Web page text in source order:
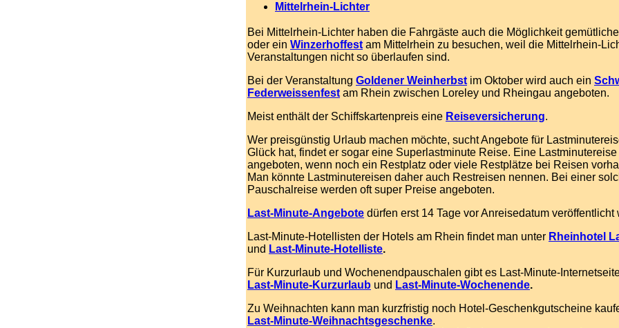
Mittelrhein-Lichter
Bei Mittelrhein-Lichter haben die Fahrgäste auch die Möglichkeit gemütliche
oder ein Winzerhoffest am Mittelrhein zu besuchen, weil die Mittelrhein-
Veranstaltungen nicht so überlaufen sind.
Bei der Veranstaltung Goldener Weinherbst im Oktober wird auch ein
Federweissenfest am Rhein zwischen Loreley und Rheingau angeboten.
Meist enthält der Schiffskartenpreis eine Reiseversicherung.
Wer preisgünstig Urlaub machen möchte, sucht Angebote für
Glück hat, findet er sogar eine Superlastminute Reise. Eine
angeboten, wenn noch ein Restplatz oder viele Restplätze bei Reisen
Man könnte Lastminutereisen daher auch Restreisen nennen. Bei einer
Pauschalreise werden oft super Preise angeboten.
Last-Minute-Angebote dürfen erst 14 Tage vor Anreisedatum veröffentlicht
Last-Minute-Hotellisten der Hotels am Rhein findet man unter Rheinhotel
und Last-Minute-Hotelliste.
Für Kurzurlaub und Wochenendpauschalen gibt es Last-Minute-
Last-Minute-Kurzurlaub und Last-Minute-Wochenende.
Zu Weihnachten kann man kurzfristig noch Hotel-Geschenkgutscheine
Last-Minute-Weihnachtsgeschenke.